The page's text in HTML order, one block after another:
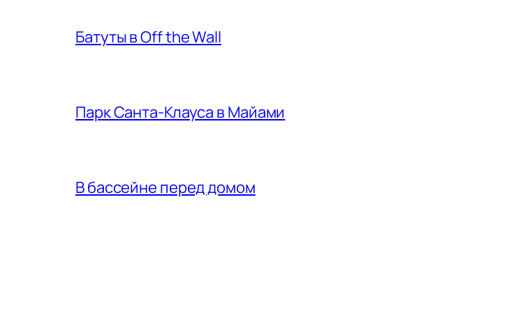
Батуты в Off the Wall
Парк Санта-Клауса в Майами
В бассейне перед домом